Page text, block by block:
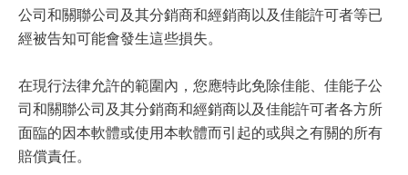
公司和關聯公司及其分銷商和經銷商以及佳能許可者等已
經被告知可能會發生這些損失。
在現行法律允許的範圍內，您應特此免除佳能、佳能子公
司和關聯公司及其分銷商和經銷商以及佳能許可者各方所
面臨的因本軟體或使用本軟體而引起的或與之有關的所有
賠償責任。